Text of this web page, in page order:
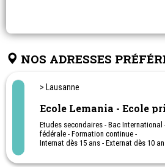
NOS ADRESSES
> Lausanne
Ecole Lemania - Ecole
Etudes secondaires - Bac
fédérale - Formation continue -
Internat dès 15 ans - Externat dès 10
Activités de vacances en journée,